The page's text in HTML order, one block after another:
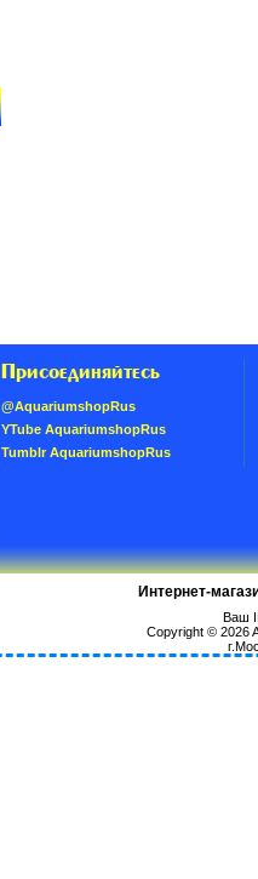
Присоединяйтесь
@AquariumshopRus
YTube AquariumshopRus
Tumblr AquariumshopRus
Интернет-
Ваш
Copyright © 2026